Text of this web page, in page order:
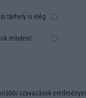
tárhely is elég
mindent
szavazások eredményei